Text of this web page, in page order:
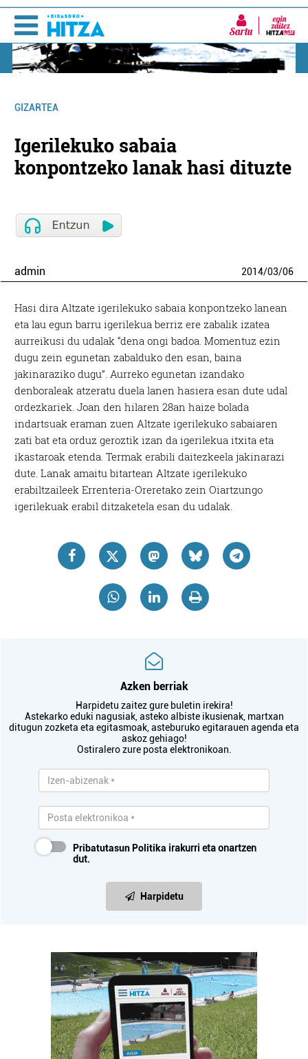
Sartu
GIZARTEA
Igerilekuko sabaia
konpontzeko lanak hasi dituzte
admin 2014/03/06
Hasi dira Altzate igerilekuko sabaia konpontzeko lanean
eta lau egun barru igerilekua berriz ere zabalik izatea
aurreikusi du udalak “dena ongi badoa. Momentuz ezin
dugu zein egunetan zabalduko den esan, baina
jakinaraziko dugu”. Aurreko egunetan izandako
denboraleak atzeratu duela lanen hasiera esan dute udal
ordezkariek. Joan den hilaren 28an haize bolada
indartsuak eraman zuen Altzate igerilekuko sabaiaren
zati bat eta orduz geroztik izan da igerilekua itxita eta
ikastaroak etenda. Termak erabili daitezkeela jakinarazi
dute. Lanak amaitu bitartean Altzate igerilekuko
erabiltzaileek Errenteria-Oreretako zein Oiartzungo
igerilekuak erabil ditzaketela esan du udalak.
Azken berriak
Harpidetu zaitez gure buletin irekira!
Astekarko eduki nagusiak, asteko albiste ikusienak, martxan
ditugun zozketa eta egitasmoak, asteburuko egitarauen agenda eta
askoz gehiago!
Ostiralero zure posta elektronikoan.
Pribatutasun Politika irakurri eta onartzen
dut.
Harpidetu